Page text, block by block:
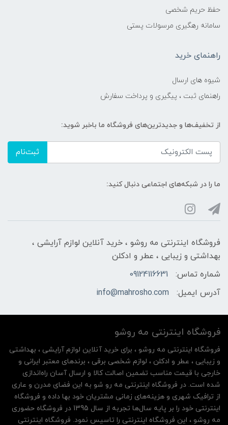
حفظ حریم شخصی
سامانه رهگیری مرسولات پستی
راهنمای خرید
شیوه های ارسال
راهنمای ثبت ، پیگیری و پرداخت سفارش
از تخفیف‌ها و جدیدترین‌های فروشگاه ما باخبر شوید:
ثبت‌نام
ما را در شبکه‌های اجتماعی دنبال کنید:
فروشگاه اینترنتی مه‌ رو‌شو ، خرید آنلاین لوازم آرایشی ،
بهداشتی و زیبایی ، عطر و ادکلن
شماره تماس:
09124116631
آدرس ایمیل:
info@mahrosho.com
فروشگاه اینترنتی مه‌ رو‌شو
فروشگاه اینترنتی مه‌ رو‌شو ، برای خرید آنلاین لوازم آرایشی ، بهداشتی
و زیبایی ، عطر و ادکلن ، لوازم شخصی برقی ، برندهای معتبر ایرانی و
خارجی با قیمت مناسب تضمین اصالت کالا و ارسال آسان راه‌اندازی
شده است. در فروشگاه اینترنتی مه رو شو به این فضای مدرن و عاری
از ترافیک شهری و هزینه‌های زمانی مشتریان خود بها داده و فروشگاه
اینترنتی خود را بر پایه سال‌ها تجربه از سال 1395 در فروشگاه حضوری
مه روشو ، این فروشگاه اینترنتی را تاسیس نمود. فروشگاه اینترنتی